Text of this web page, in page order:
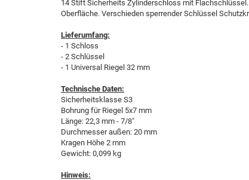
14 Stift Sicherheits Zylinderschloss mit
Oberfläche. Verschieden sperrender Schlüssel
Lieferumfang:
- 1 Schloss
- 2 Schlüssel
- 1 Universal Riegel 32 mm
Technische Daten:
Sicherheitsklasse S3
Bohrung für Riegel 5x7 mm
Länge: 22,3 mm - 7/8"
Durchmesser außen: 20 mm
Kragen Höhe 2 mm
Gewicht: 0,099 kg
Hinweis: